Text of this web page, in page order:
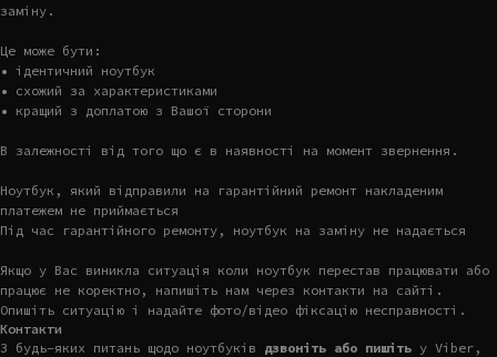
заміну.
Це може бути:
• ідентичний ноутбук
• схожий за характеристиками
• кращий з доплатою з Вашої сторони
В залежності від того що є в наявності на момент звернення.
Ноутбук, який відправили на гарантійний ремонт накладеним
платежем не приймається
Під час гарантійного ремонту, ноутбук на заміну не надається
Якщо у Вас виникла ситуація коли ноутбук перестав працювати або
працює не коректно, напишіть нам через контакти на сайті.
Опишіть ситуацію і надайте фото/відео фіксацію несправності.
Контакти
З будь-яких питань щодо ноутбуків дзвоніть або пишіть у Viber,